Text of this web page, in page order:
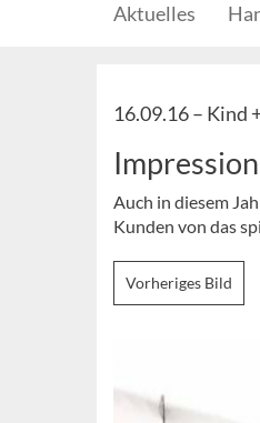
Aktuelles
16.09.16 – Kind
Auch in diesem
Kunden von das
Vorheriges Bild